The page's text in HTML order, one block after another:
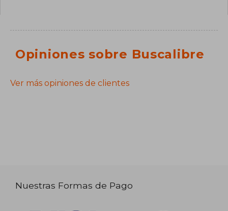
Opiniones sobre Buscalibre
Ver más opiniones de clientes
Nuestras Formas de Pago